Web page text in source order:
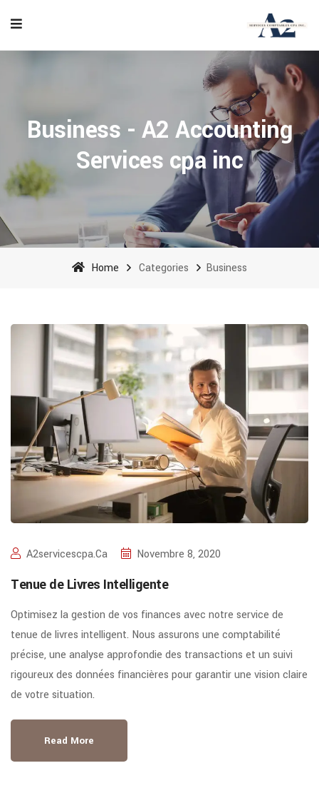
Business - A2 Accounting
Services cpa inc
Home Categories Business
A2servicescpa.ca Novembre 8, 2020
Tenue de Livres Intelligente
Optimisez la gestion de vos finances avec notre service de
tenue de livres intelligent. Nous assurons une comptabilité
précise, une analyse approfondie des transactions et un suivi
rigoureux des données financières pour garantir une vision claire
de votre situation.
Read More